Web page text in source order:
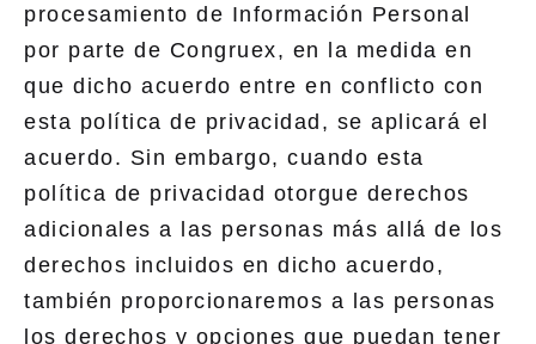
procesamiento de Información Personal
por parte de Congruex, en la medida en
que dicho acuerdo entre en conflicto con
esta política de privacidad, se aplicará el
acuerdo. Sin embargo, cuando esta
política de privacidad otorgue derechos
adicionales a las personas más allá de los
derechos incluidos en dicho acuerdo,
también proporcionaremos a las personas
los derechos y opciones que puedan tener